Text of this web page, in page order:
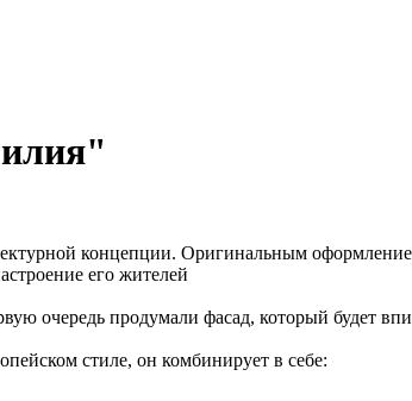
концепции. Оригинальным
его жителей
очередь продумали фасад, который будет
стиле, он комбинирует в себе: